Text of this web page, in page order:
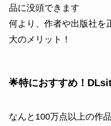
品に没頭できます
何より、作者や出版社を
大のメリット！
🌟特におすすめ！
なんと100万点以上の作